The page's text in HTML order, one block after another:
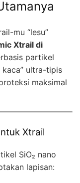
mu “lesu”
Xtrail di
partikel
kaca” ultra-tipis
maksimal
Xtrail
SiO₂ nano
lapisan: